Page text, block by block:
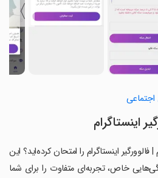
〉
اینستاگرام
| فالوورگیر اینستاگرام را امتحان کرده‌اید؟ این
خاص، تجربه‌ای متفاوت را برای شما